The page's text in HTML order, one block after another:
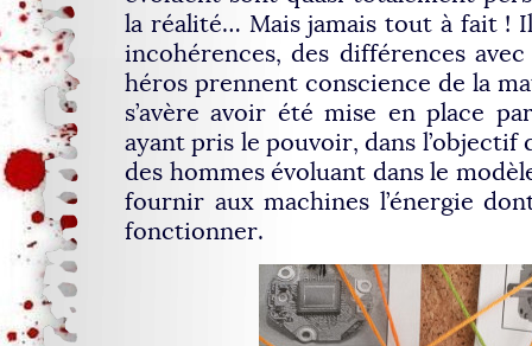
la réalité… Mais jamais tout à fait !
incohérences, des différences
héros prennent conscience de la
s’avère avoir été mise en place
ayant pris le pouvoir, dans l’objectif
des hommes évoluant dans le
fournir aux machines l’énergie
fonctionner.